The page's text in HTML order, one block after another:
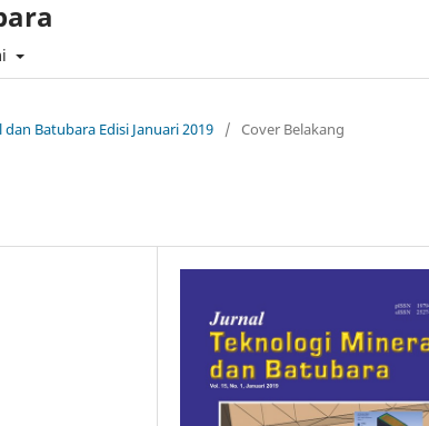
Batubara Edisi Januari 2019 / Cover Belakang